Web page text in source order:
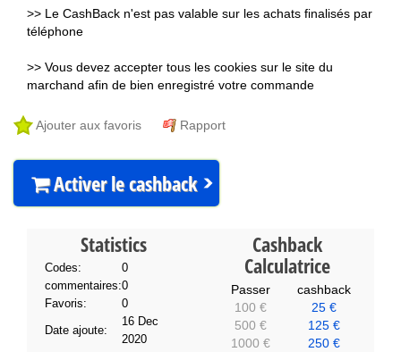
>> Le CashBack n'est pas valable sur les achats finalisés par
téléphone
>> Vous devez accepter tous les cookies sur le site du
marchand afin de bien enregistré votre commande
Ajouter aux favoris Rapport
Activer le cashback
Statistics
Codes:
0
commentaires:0
Favoris:
0
Date ajoute:
16 Dec
2020
Cashback
Calculatrice
Passer
cashback
100 €
25 €
500 €
125 €
1000 €
250 €